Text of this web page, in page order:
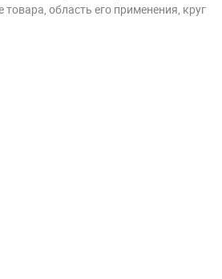
область его применения, круг